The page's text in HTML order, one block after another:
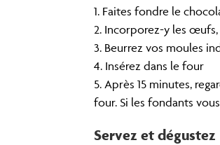
Faites fondre le
Incorporez-y les œufs,
Beurrez vos moules
Insérez dans le four
Après 15 minutes,
four. Si les fondants
Servez et dégustez